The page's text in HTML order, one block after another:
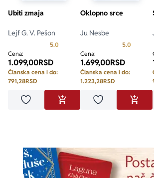
Ubiti zmaja
Lejf G. V. Pešon
5.0 Prosecna ocena je 5.0 od 5
Cena:
1.099,00RSD
Članska cena i do:
791,28RSD
Dodaj u omiljeneDODAJ U KORPU
Oklopno srce
Ju Nesbe
5.0
Cena:
1.699,00RSD
Članska cena i do:
1.223,28RSD
Dodaj u omiljene